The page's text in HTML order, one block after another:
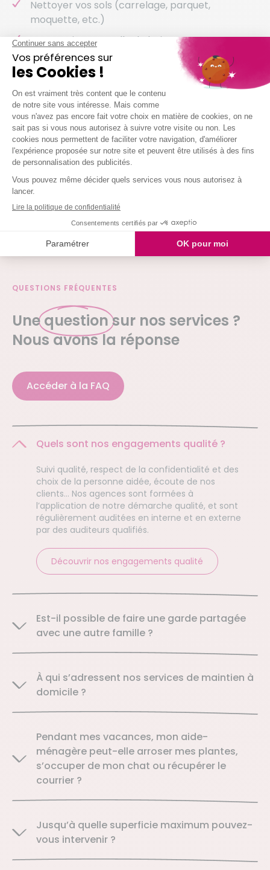
Nettoyer vos sols (carrelage, parquet,
moquette, etc.)
Entretenir votre salle de bain
Entretenir vos sanitaires
Nettoyer vos vitres
Laver votre vaisselle
Et même arroser vos plantes !
Nous intervenons chez vous à partir de 2h
simultanées
Je demande mon devis
QUESTIONS FRÉQUENTES
Une question sur nos services ?
Nous avons la réponse
Accéder à la FAQ
Quels sont nos engagements qualité ?
Suivi qualité, respect de la confidentialité et des
choix de la personne aidée, écoute de nos
clients… Nos agences sont formées à
l’application de notre démarche qualité, et sont
régulièrement auditées en interne et en externe
par des auditeurs qualifiés.
Découvrir nos engagements qualité
Est-il possible de faire une garde partagée
avec une autre famille ?
À qui s’adressent nos services de maintien à
domicile ?
Pendant mes vacances, mon aide-
ménagère peut-elle arroser mes plantes,
s’occuper de mon chat ou récupérer le
courrier ?
Jusqu’à quelle superficie maximum pouvez-
vous intervenir ?